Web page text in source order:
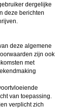
dergelijke
deze berichten
deze algemene
zijn ook
met
van toepassing.
verplicht zich